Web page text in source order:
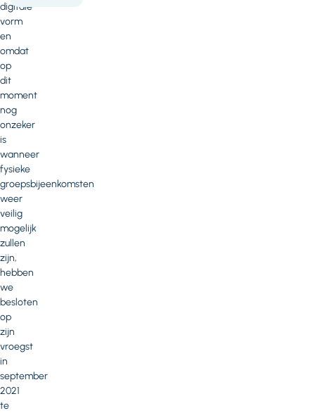
digitale
vorm
en
omdat
op
dit
moment
nog
onzeker
is
wanneer
fysieke
groepsbijeenkomsten
weer
veilig
mogelijk
zullen
zijn,
hebben
we
besloten
op
zijn
vroegst
in
september
2021
te